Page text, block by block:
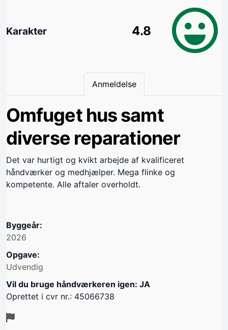
Karakter 4.8
Anmeldelse
Omfuget hus samt
diverse reparationer
Det var hurtigt og kvikt arbejde af kvalificeret
håndværker og medhjælper. Mega flinke og
kompetente. Alle aftaler overholdt.
Byggeår:
2026
Opgave:
Udvendig
Vil du bruge håndværkeren igen: JA
Oprettet i cvr nr.: 45066738